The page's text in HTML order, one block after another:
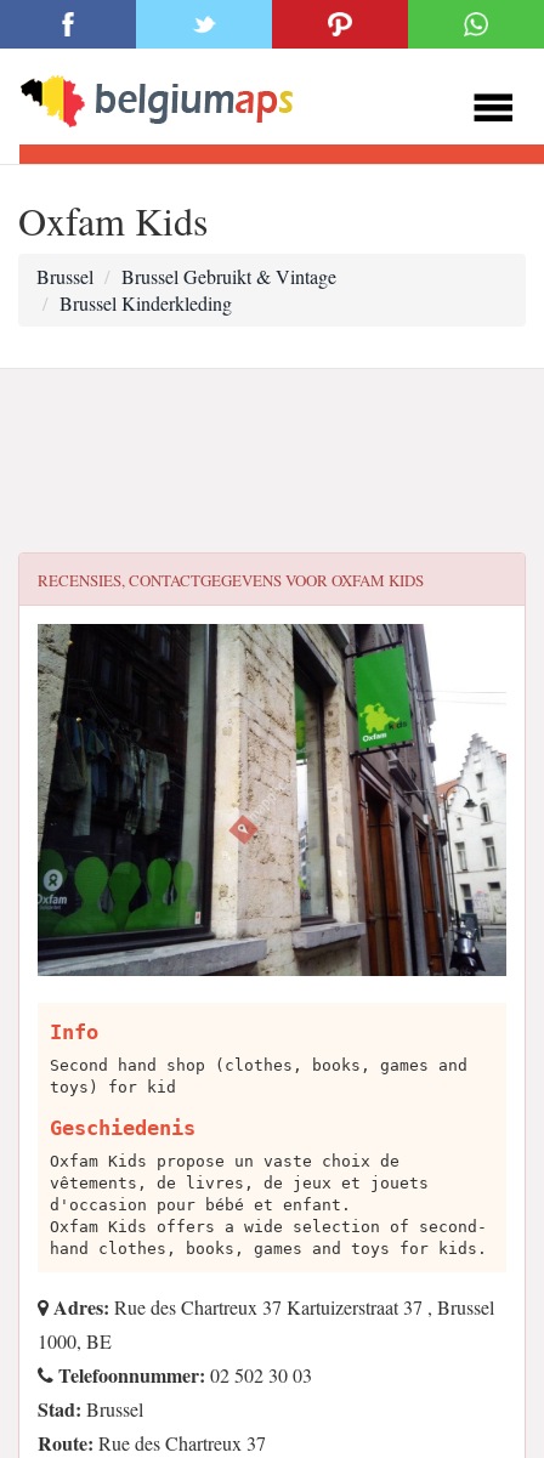
Oxfam Kids
Brussel
Brussel Gebruikt & Vintage
Brussel Kinderkleding
RECENSIES, CONTACTGEGEVENS VOOROXFAM KIDS
Info
Second hand shop (clothes, books, games and
toys) for kid
Geschiedenis
Oxfam Kids propose un vaste choix de
vêtements, de livres, de jeux et jouets
d'occasion pour bébé et enfant.
Oxfam Kids offers a wide selection of second-
hand clothes, books, games and toys for kids.
Adres: Rue des Chartreux 37 Kartuizerstraat 37 , Brussel
1000, BE
Telefoonnummer: 02 502 30 03
Stad: Brussel
Route: Rue des Chartreux 37